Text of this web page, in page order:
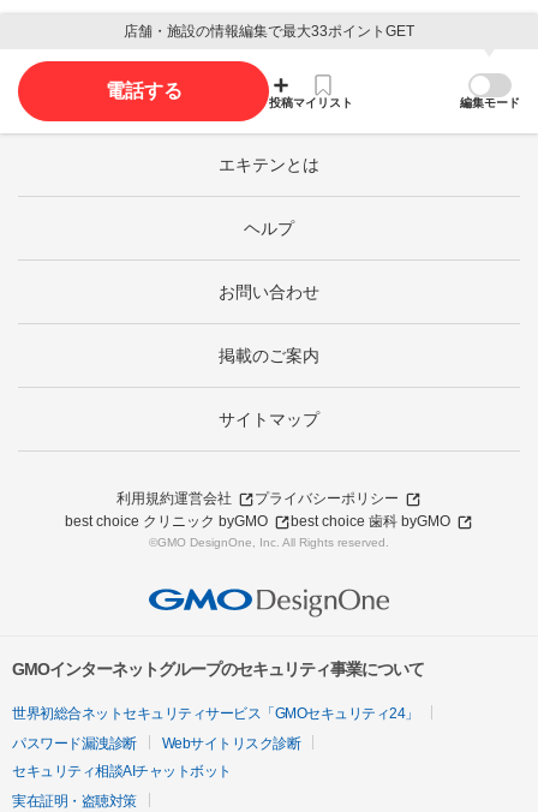
店舗・施設の情報編集で最大33ポイントGET
電話する
投稿マイリスト 編集モード
エキテンとは
ヘルプ
お問い合わせ
掲載のご案内
サイトマップ
利用規約運営会社
プライバシーポリシー
best choice クリニック byGMO
best choice 歯科 byGMO
©GMO DesignOne, Inc. All Rights reserved.
GMOインターネットグループのセキュリティ事業について
世界初総合ネットセキュリティサービス「GMOセキュリティ24」
パスワード漏洩診断
Webサイトリスク診断
セキュリティ相談AIチャットボット
実在証明・盗聴対策